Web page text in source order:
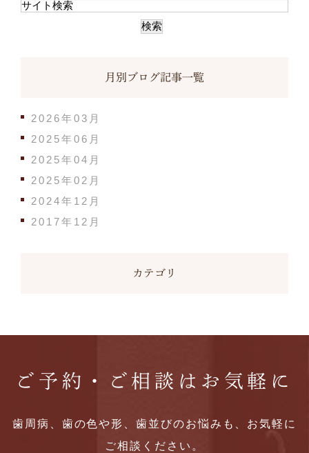
月別ブログ記事一覧
2026年03月
2025年06月
2025年04月
2025年02月
2024年12月
2017年12月
カテゴリ
ご予約・ご相談はお気軽に
歯周病、歯の色や形、歯並びのお悩みも、お気軽に
ご相談ください。